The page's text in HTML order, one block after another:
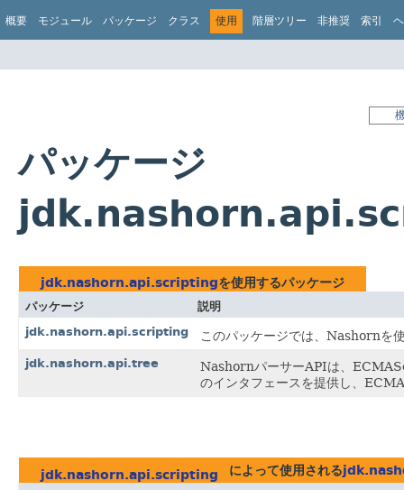
概要 モジュール パッケージ クラス 使用 階層ツリー 非推奨 索引
パッケージ
jdk.nashorn.api.scriptingを使用するパッケージ
パッケージ
説明
jdk.nashorn.api.scripting
このパッケージでは、Nashornを
jdk.nashorn.api.tree
NashornパーサーAPIは、
のインタフェースを提供し、
jdk.nashorn.api.scripting によって使用される